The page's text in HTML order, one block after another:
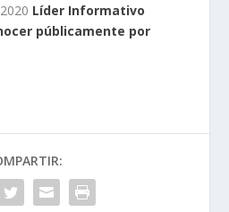
Líder Informativo
públicamente por